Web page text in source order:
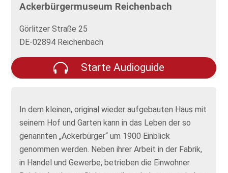
Ackerbürgermuseum Reichenbach
Görlitzer Straße 25
DE-02894 Reichenbach
Starte Audioguide
In dem kleinen, original wieder aufgebauten Haus mit
seinem Hof und Garten kann in das Leben der so
genannten „Ackerbürger“ um 1900 Einblick
genommen werden. Neben ihrer Arbeit in der Fabrik,
in Handel und Gewerbe, betrieben die Einwohner